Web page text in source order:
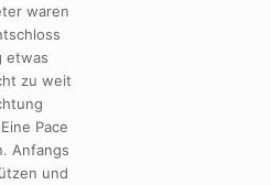
waren
etwas
zu weit
Pace
Anfangs
und